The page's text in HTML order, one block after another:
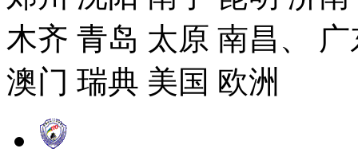
木齐 青岛 太原 南昌、
澳门 瑞典 美国 欧洲